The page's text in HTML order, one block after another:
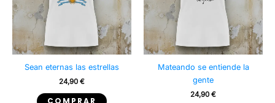
Sean eternas las estrellas
24,90 €
Este
Mateando se entiende la
gente
24,90 €